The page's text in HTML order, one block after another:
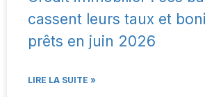
cassent leurs taux et
prêts en juin 2026
LIRE LA SUITE »